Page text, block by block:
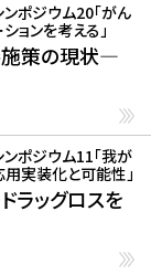
ンポジウム20「がん
ョンを考える」
施策の現状―
ンポジウム11「我が
実装化と可能性」
ラッグロスを